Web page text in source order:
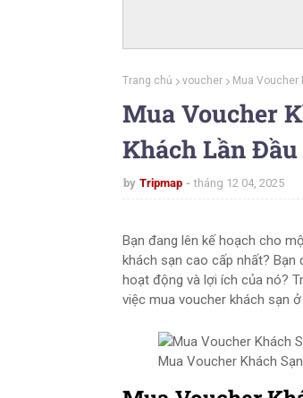
Trang chủ voucher Mua Voucher
Mua Voucher
Khách Lần
by Tripmap tháng 12 04, 2025
Bạn đang lên kế hoạch cho
khách sạn cao cấp nhất?
hoạt động và lợi ích của nó?
việc mua voucher khách sạn
Mua Voucher Khách